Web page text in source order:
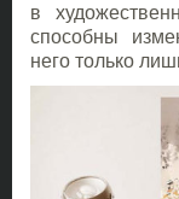
в
способны
него только